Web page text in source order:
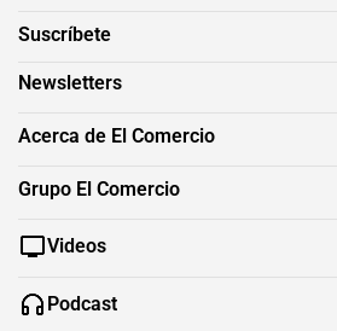
Suscríbete
Newsletters
Acerca de El Comercio
Grupo El Comercio
Videos
Podcast